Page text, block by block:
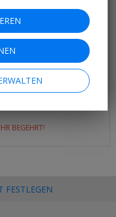
& Bahn 1. Klasse
Hamburg Card und
BEGEHRT!
FESTLEGEN